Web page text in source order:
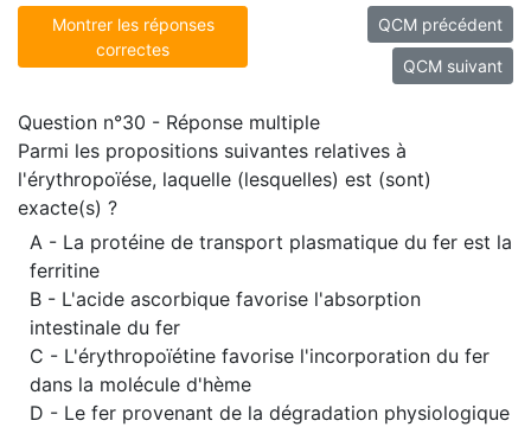
Montrer les réponses
correctes
QCM précédent
QCM suivant
Question n°30 - Réponse multiple
Parmi les propositions suivantes relatives à
l'érythropoïése, laquelle (lesquelles) est (sont)
exacte(s) ?
A - La protéine de transport plasmatique du fer est la
ferritine
B - L'acide ascorbique favorise l'absorption
intestinale du fer
C - L'érythropoïétine favorise l'incorporation du fer
dans la molécule d'hème
D - Le fer provenant de la dégradation physiologique